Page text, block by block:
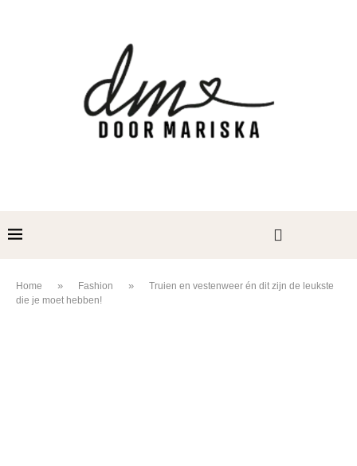
Home » Fashion »
Truien en vestenweer én dit zijn de leukste
die je moet hebben!